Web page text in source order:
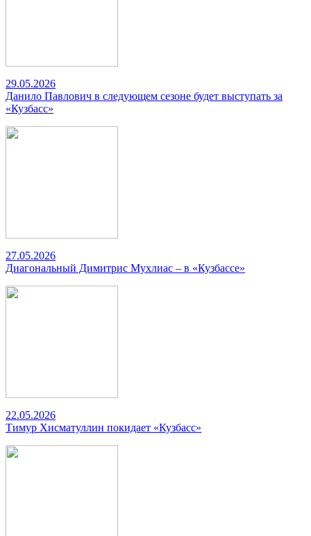
29.05.2026
Данило Павлович в следующем сезоне будет выступать за
«Кузбасс»
27.05.2026
Диагональный Димитрис Мухлиас – в «Кузбассе»
22.05.2026
Тимур Хисматуллин покидает «Кузбасс»